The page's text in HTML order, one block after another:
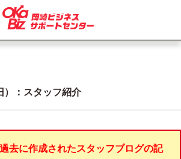
）：スタッフ紹介
去に作成されたスタッフブログの記